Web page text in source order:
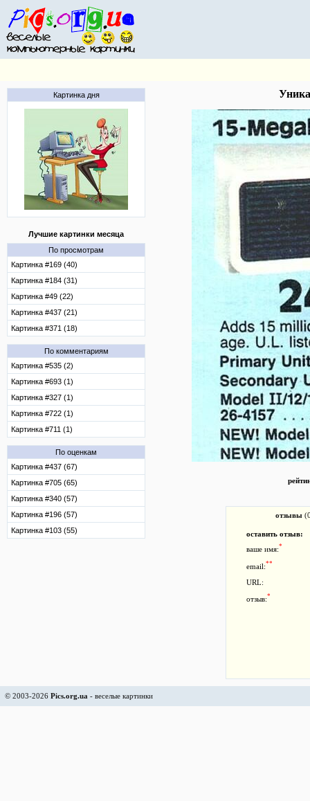
Картинка дня
Лучшие картинки месяца
По просмотрам
Картинка #169 (40)
Картинка #184 (31)
Картинка #49 (22)
Картинка #437 (21)
Картинка #371 (18)
По комментариям
Картинка #535 (2)
Картинка #693 (1)
Картинка #327 (1)
Картинка #722 (1)
Картинка #711 (1)
По оценкам
Картинка #437 (67)
Картинка #705 (65)
Картинка #340 (57)
Картинка #196 (57)
Картинка #103 (55)
отзывы
оставить отзыв:
ваше имя:*
email:**
URL:
отзыв:*
© 2003-2026 Pics.org.ua - веселые картинки